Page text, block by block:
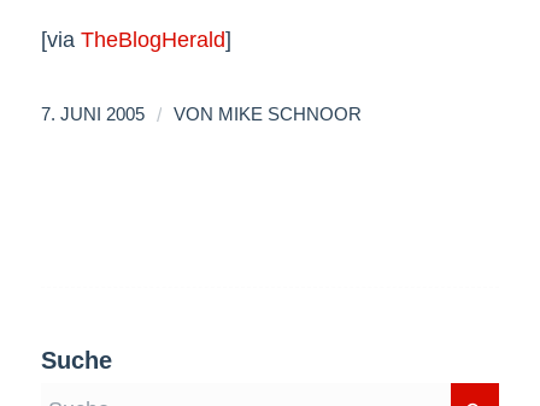
[via TheBlogHerald]
7. JUNI 2005 / VON MIKE SCHNOOR
Suche